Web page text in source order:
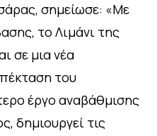
σημείωσε: «Με
το Λιμάνι της
σε μια νέα
του
έργο αναβάθμισης
δημιουργεί τις